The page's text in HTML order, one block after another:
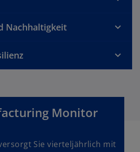
t
Nachhaltigkeit
Monitor
Sie vierteljährlich mit